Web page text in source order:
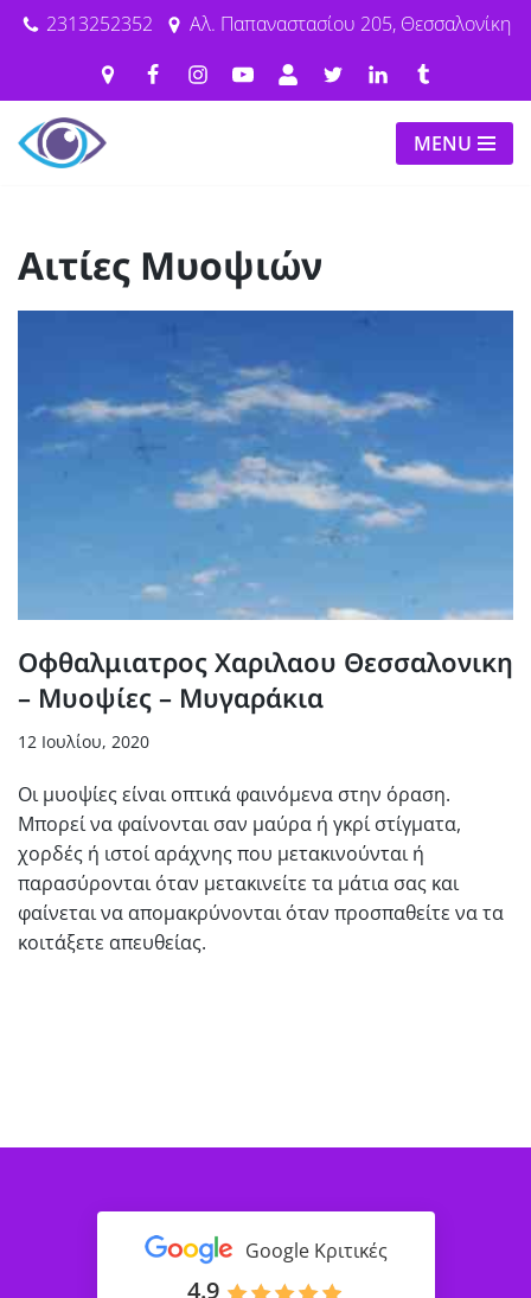
Μεταπηδήστε
περιεχόμενο
2313252352 Αλ. Παπαναστασίου 205, Θεσσαλονίκη
MENU
Αιτίες Μυοψιών
Οφθαλμιατρος Χαριλαου Θεσσαλονικη
– Μυοψίες – Μυγαράκια
12 Ιουλίου, 2020
Οι μυοψίες είναι οπτικά φαινόμενα στην όραση.
Μπορεί να φαίνονται σαν μαύρα ή γκρί στίγματα,
χορδές ή ιστοί αράχνης που μετακινούνται ή
παρασύρονται όταν μετακινείτε τα μάτια σας και
φαίνεται να απομακρύνονται όταν προσπαθείτε να τα
κοιτάξετε απευθείας.
Google Κριτικές
4.9